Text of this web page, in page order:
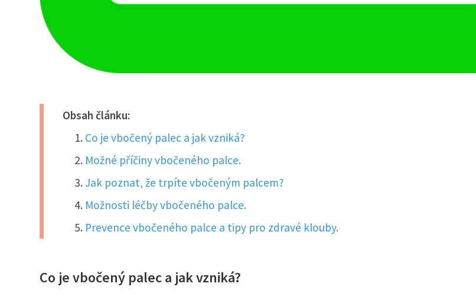
Obsah článku:
Co je vbočený palec a jak vzniká?
Možné příčiny vbočeného palce.
Jak poznat, že trpíte vbočeným palcem?
Možnosti léčby vbočeného palce.
Prevence vbočeného palce a tipy pro zdravé klouby.
Co je vbočený palec a jak vzniká?